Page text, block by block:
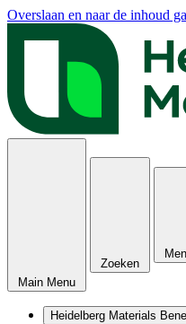
Overslaan en naar de inhoud
Main Menu
Zoeken
Heidelberg Materials